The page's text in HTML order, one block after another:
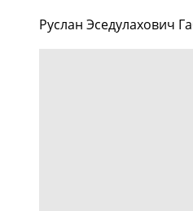
Руслан Эседулахович